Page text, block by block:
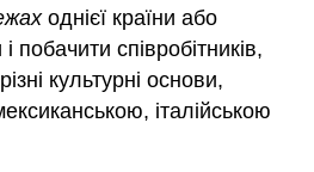
таке
культура?
Розміри
культури
однієї країни або
співробітників,
культурні основи,
італійською